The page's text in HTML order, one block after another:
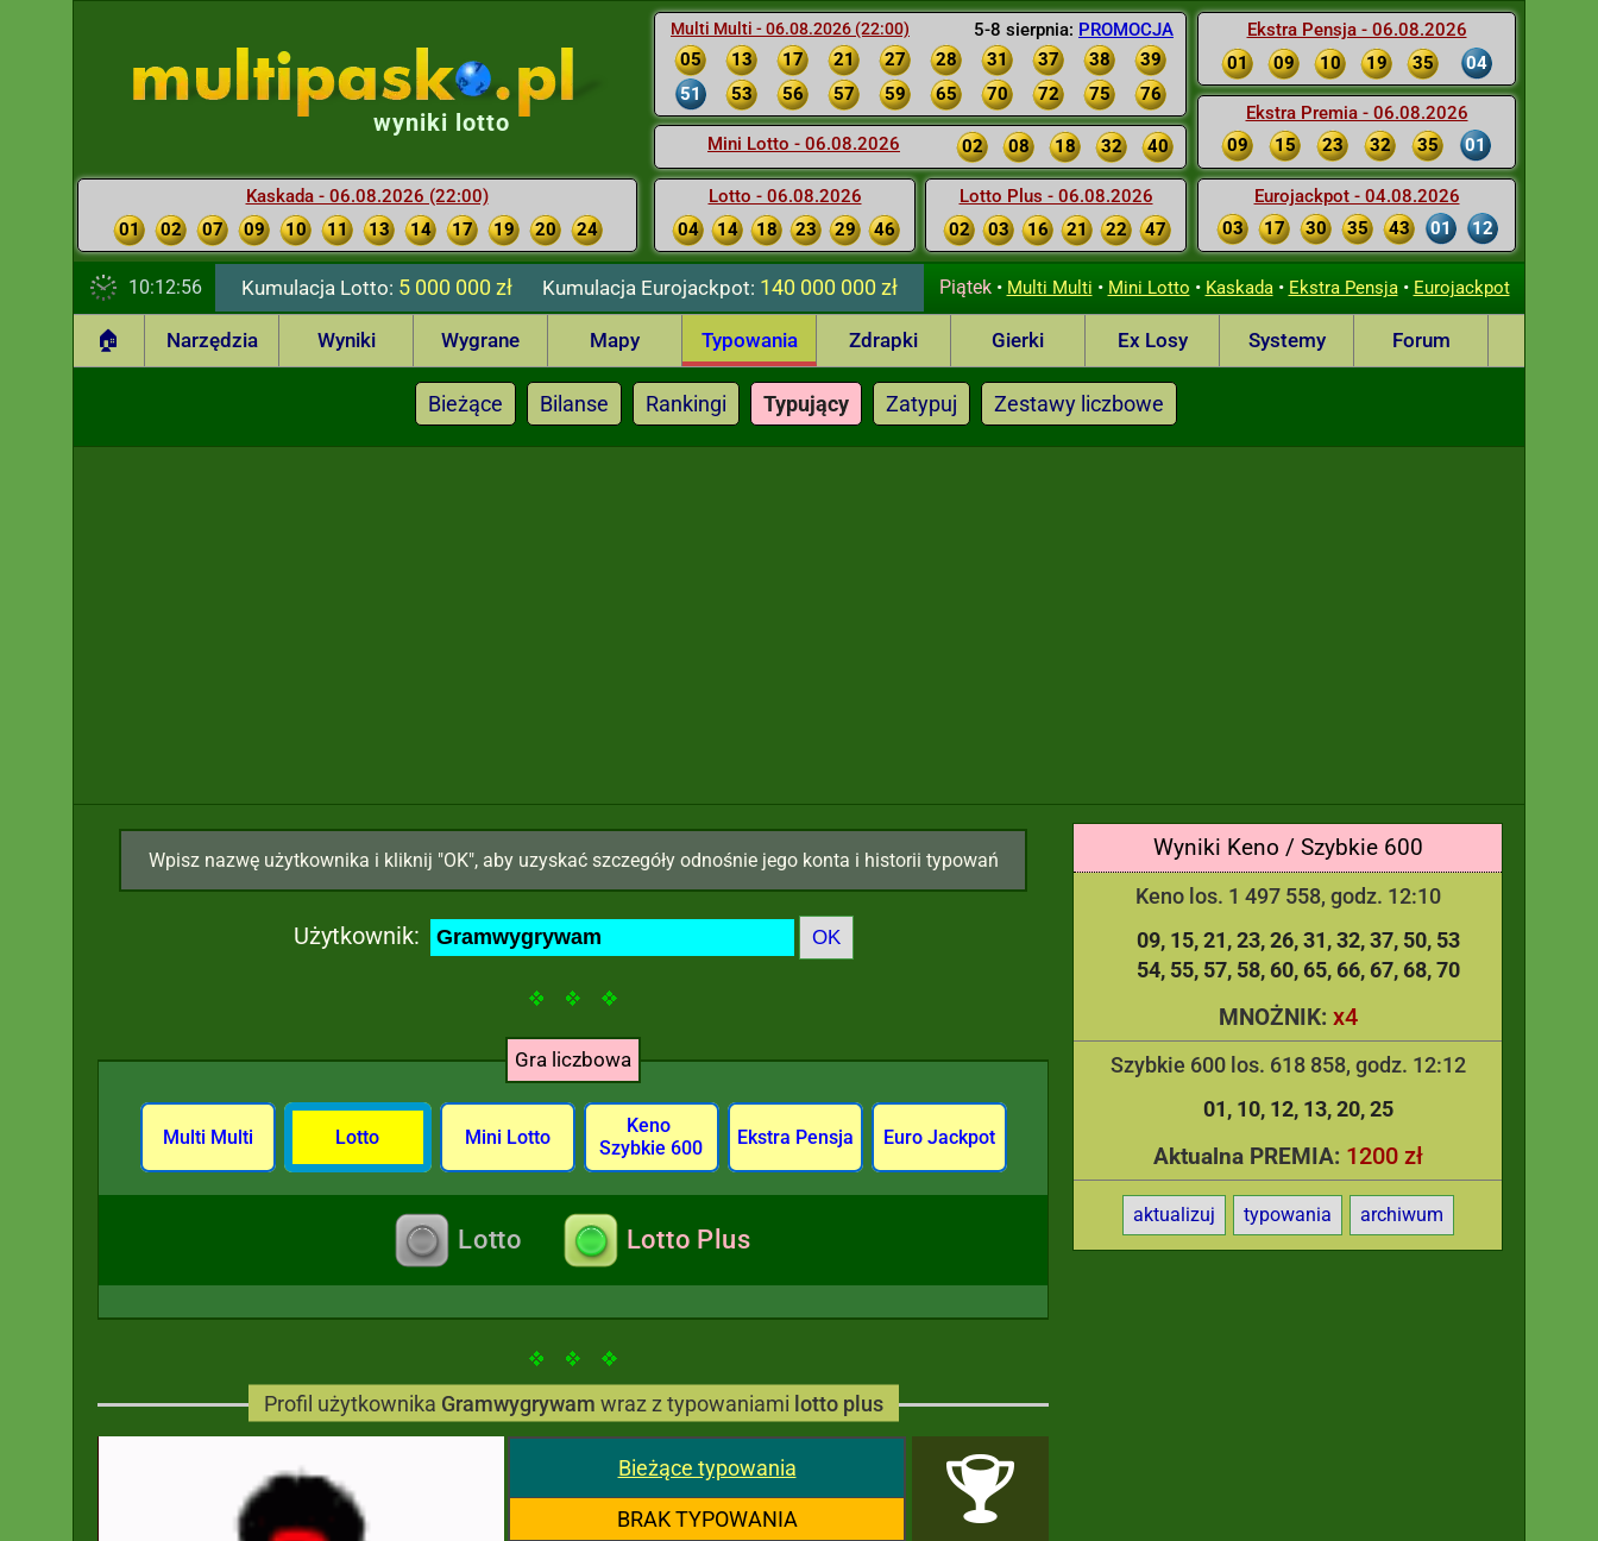
5-8 sierpnia: PROMOCJA
Multi Multi - 06.08.2026 (22:00)
05 13 17 21 27 28 31 37 38
39
51
53 56 57 59 65 70 72 75 76
Mini Lotto - 06.08.2026 02 08 18 32 40
Lotto - 06.08.2026
04
14 18 23 29 46
Lotto Plus - 06.08.2026
02
03 16 21 22 47
Ekstra Pensja - 06.08.2026
01
09 10 19 35 04
Ekstra Premia - 06.08.2026
09
15 23 32 35 01
Eurojackpot - 04.08.2026
03
17 30 35 43 01 12
wyniki lotto
Kaskada - 06.08.2026 (22:00)
01
02 07 09 10 11 13 14 17 19 20 24
10:12:57 Kumulacja Lotto: 5 000 000 zł KumulacjaEurojackpot: 140 000 000 zł Piątek• Multi Multi • Mini Lotto • Kaskada• Ekstra Pensja• Eurojackpot
🏠 Narzędzia Wyniki Wygrane Mapy Typowania Zdrapki Gierki Ex Losy Systemy Forum
Bieżące Bilanse Rankingi Typujący Zatypuj Zestawy liczbowe
Wyniki Keno / Szybkie 600
Keno los. 1 497 558, godz. 12:10
09 15 21 23 26 31 32 37 50 53
54 55 57 58 60 65 66 67 68 70
MNOŻNIK: x4
Szybkie 600 los. 618 858, godz. 12:12
01 10 12 13 20 25
Aktualna PREMIA: 1200 zł
aktualizuj typowania archiwum
Wpisz nazwę użytkownika i kliknij "OK", aby uzyskać szczegóły odnośnie jego konta i historii typowań
Użytkownik:
Gra liczbowa
Multi Multi Lotto Mini Lotto
Keno
Szybkie 600
Ekstra Pensja Euro Jackpot
Lotto Lotto Plus
Profil użytkownika Gramwygrywam wraz z typowaniami lotto plus
Bieżące typowania
BRAK TYPOWANIA